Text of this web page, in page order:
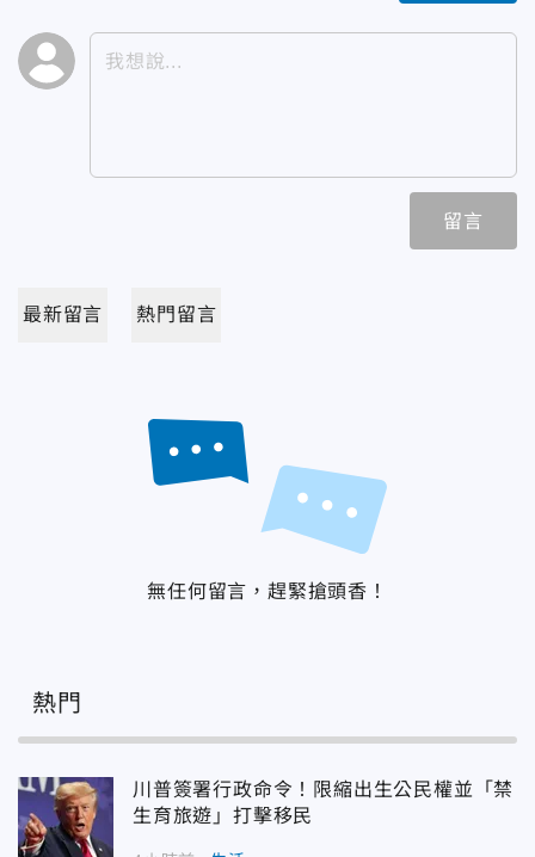
留言
最新留言 熱門留言
無任何留言，趕緊搶頭香！
熱門
川普簽署行政命令！限縮出生公民權並「禁
生育旅遊」打擊移民